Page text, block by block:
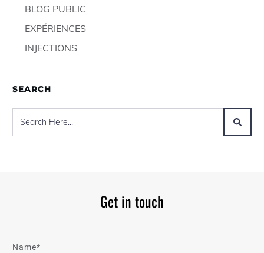
BLOG PUBLIC
EXPÉRIENCES
INJECTIONS
SEARCH
Get in touch
Name*